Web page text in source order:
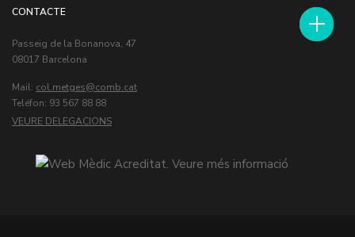
CONTACTE
Passeig de la Bonanova, 47
08017 Barcelona
Mail: col.metges
Teléfon: 93 567 88 88
VEURE DELEGACIONS